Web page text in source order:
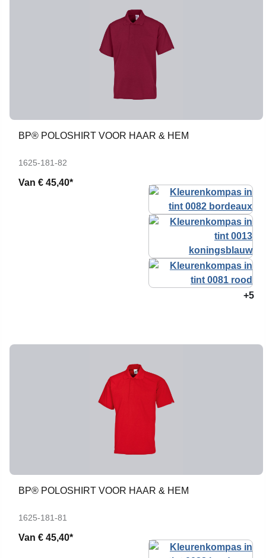
BP® POLOSHIRT VOOR HAAR & HEM
1625-181-82
Van € 45,40*
+5
BP® POLOSHIRT VOOR HAAR & HEM
1625-181-81
Van € 45,40*